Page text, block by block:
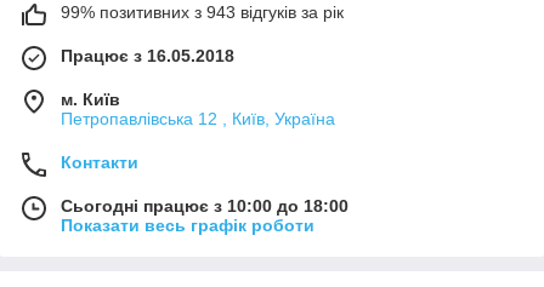
99% позитивних з 943 відгуків за рік
Працює з 16.05.2018
м. Київ
Петропавлівська 12 , Київ, Україна
Контакти
Сьогодні працює з 10:00 до 18:00
Показати весь графік роботи